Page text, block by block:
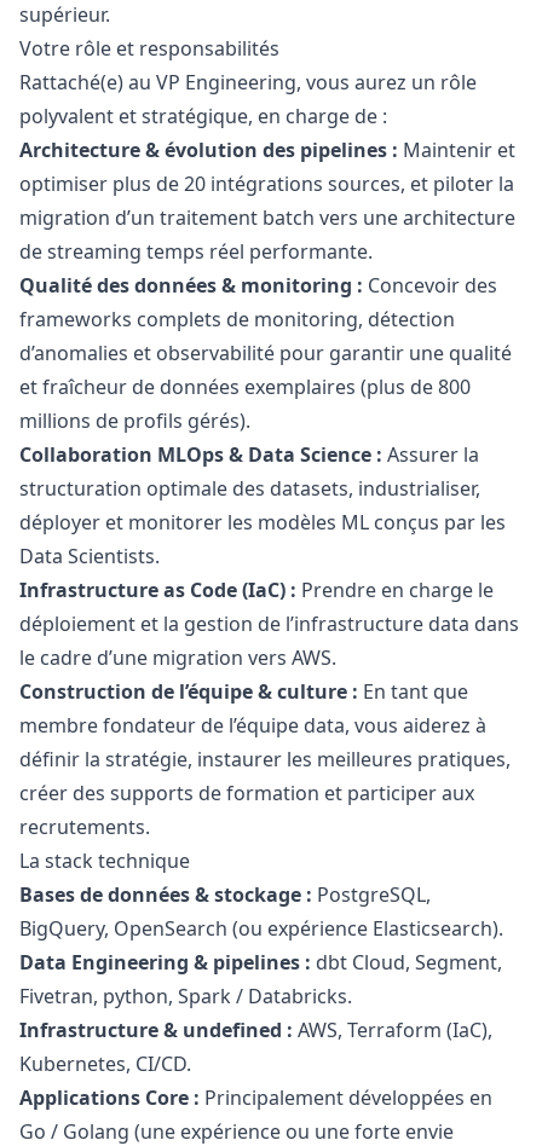
supérieur.
Votre rôle et responsabilités
Rattaché(e) au VP Engineering, vous aurez un rôle
polyvalent et stratégique, en charge de :
Architecture & évolution des pipelines : Maintenir et
optimiser plus de 20 intégrations sources, et piloter la
migration d’un traitement batch vers une architecture
de streaming temps réel performante.
Qualité des données & monitoring : Concevoir des
frameworks complets de monitoring, détection
d’anomalies et observabilité pour garantir une qualité
et fraîcheur de données exemplaires (plus de 800
millions de profils gérés).
Collaboration MLOps & Data Science : Assurer la
structuration optimale des datasets, industrialiser,
déployer et monitorer les modèles ML conçus par les
Data Scientists.
Infrastructure as Code (IaC) : Prendre en charge le
déploiement et la gestion de l’infrastructure data dans
le cadre d’une migration vers AWS.
Construction de l’équipe & culture : En tant que
membre fondateur de l’équipe data, vous aiderez à
définir la stratégie, instaurer les meilleures pratiques,
créer des supports de formation et participer aux
recrutements.
La stack technique
Bases de données & stockage : PostgreSQL,
BigQuery, OpenSearch (ou expérience Elasticsearch).
Data Engineering & pipelines : dbt Cloud, Segment,
Fivetran, python, Spark / Databricks.
Infrastructure & undefined : AWS, Terraform (IaC),
Kubernetes, CI/CD.
Applications Core : Principalement développées en
Go / Golang (une expérience ou une forte envie